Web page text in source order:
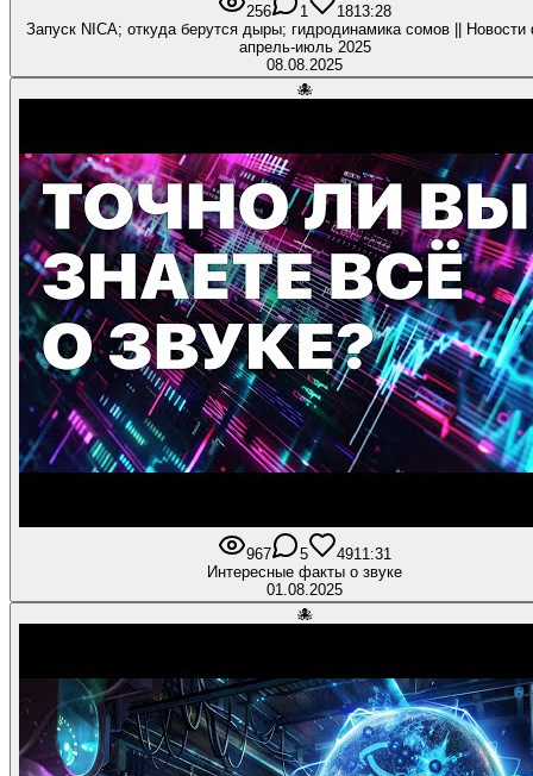
256 1 1813:28
Запуск NICA; откуда берутся дыры; гидродинамика сомов || Новости
апрель-июль 2025
08.08.2025
🐙
967 5 4911:31
Интересные факты о звуке
01.08.2025
🐙